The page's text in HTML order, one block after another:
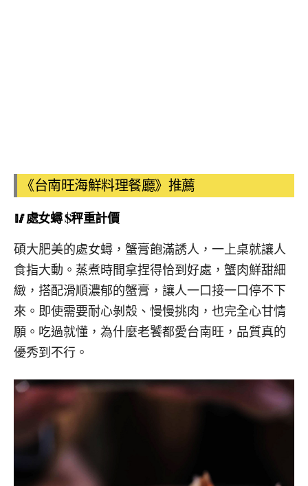
《台南旺海鮮料理餐廳》推薦
🥢處女蟳$秤重計價
碩大肥美的處女蟳，蟹膏飽滿誘人，一上桌就讓人
食指大動。蒸煮時間拿捏得恰到好處，蟹肉鮮甜細
緻，搭配滑順濃郁的蟹膏，讓人一口接一口停不下
來。即使需要耐心剝殼、慢慢挑肉，也完全心甘情
願。吃過就懂，為什麼老饕都愛台南旺，品質真的
優秀到不行。